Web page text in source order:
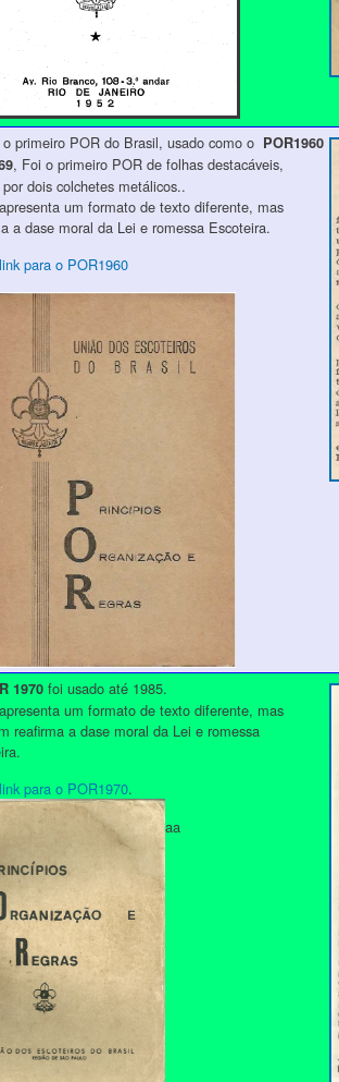
primeiro POR do Brasil, usado como o POR1960
, Foi o primeiro POR de folhas destacáveis,
dois colchetes metálicos..
um formato de texto diferente, mas
a dase moral da Lei e romessa Escoteira.
para o POR1960
1970 foi usado até 1985.
um formato de texto diferente, mas
reafirma a dase moral da Lei e romessa
para o POR1970.
aa